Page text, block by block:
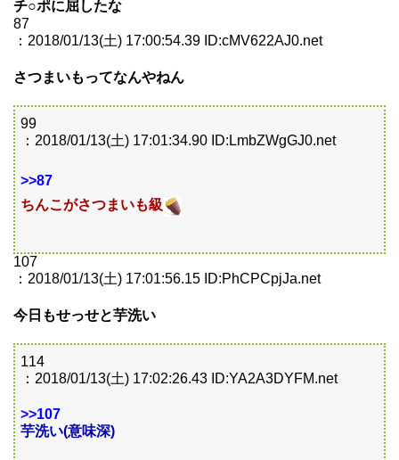
チ○ポに屈したな
87
：2018/01/13(土) 17:00:54.39 ID:cMV622AJ0.net
さつまいもってなんやねん
99
：2018/01/13(土) 17:01:34.90 ID:LmbZWgGJ0.net
>>87
ちんこがさつまいも級
107
：2018/01/13(土) 17:01:56.15 ID:PhCPCpjJa.net
今日もせっせと芋洗い
114
：2018/01/13(土) 17:02:26.43 ID:YA2A3DYFM.net
>>107
芋洗い(意味深)